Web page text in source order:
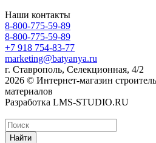
Наши контакты
8-800-775-59-89
8-800-775-59-89
+7 918 754-83-77
marketing@batyanya.ru
г. Ставрополь, Селекционная, 4/2
2026 © Интернет-магазин
материалов
Разработка LMS-STUDIO.RU
Найти